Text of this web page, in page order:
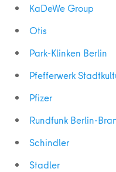
KaDeWe Group
Otis
Park-Klinken Berlin
Pfefferwerk
Pfizer
Rundfunk Berlin-
Schindler
Stadler